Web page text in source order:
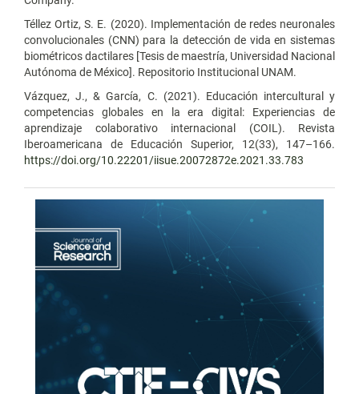
Téllez Ortiz, S. E. (2020). Implementación de redes neuronales
convolucionales (CNN) para la detección de vida en sistemas
biométricos dactilares [Tesis de maestría, Universidad Nacional
Autónoma de México]. Repositorio Institucional UNAM.
Vázquez, J., & García, C. (2021). Educación intercultural y
competencias globales en la era digital: Experiencias de
aprendizaje colaborativo internacional (COIL). Revista
Iberoamericana de Educación Superior, 12(33), 147–166.
https://doi.org/10.22201/iisue.20072872e.2021.33.783